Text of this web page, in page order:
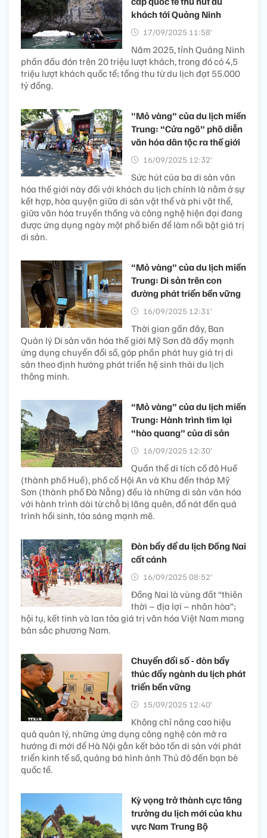
khách tới Quảng Ninh
17/09/2025 11:58’
Năm 2025, tỉnh Quảng Ninh
phấn đấu đón trên 20 triệu lượt khách, trong đó có 4,5
triệu lượt khách quốc tế; tổng thu từ du lịch đạt 55.000
tỷ đồng.
"Mỏ vàng” của du lịch miền
Trung: “Cửa ngõ” phô diễn
văn hóa dân tộc ra thế giới
16/09/2025 12:32’
Sức hút của ba di sản văn
hóa thế giới này đối với khách du lịch chính là nằm ở sự
kết hợp, hòa quyện giữa di sản vật thể và phi vật thể,
giữa văn hóa truyền thống và công nghệ hiện đại đang
được ứng dụng ngày một phổ biến để làm nổi bật giá trị
di sản.
“Mỏ vàng” của du lịch miền
Trung: Di sản trên con
đường phát triển bền vững
16/09/2025 12:31’
Thời gian gần đây, Ban
Quản lý Di sản văn hóa thế giới Mỹ Sơn đã đẩy mạnh
ứng dụng chuyển đổi số, góp phần phát huy giá trị di
sản theo định hướng phát triển hệ sinh thái du lịch
thông minh.
“Mỏ vàng” của du lịch miền
Trung: Hành trình tìm lại
“hào quang” của di sản
16/09/2025 12:30’
Quần thể di tích cố đô Huế
(thành phố Huế), phố cổ Hội An và Khu đền tháp Mỹ
Sơn (thành phố Đà Nẵng) đều là những di sản văn hóa
với hành trình dài từ chỗ bị lãng quên, đổ nát đến quá
trình hồi sinh, tỏa sáng mạnh mẽ.
Đòn bẩy để du lịch Đồng Nai
cất cánh
16/09/2025 08:52’
Đồng Nai là vùng đất “thiên
thời – địa lợi – nhân hòa”;
hội tụ, kết tinh và lan tỏa giá trị văn hóa Việt Nam mang
bản sắc phương Nam.
Chuyển đổi số - đòn bẩy
thúc đẩy ngành du lịch phát
triển bền vững
15/09/2025 12:40’
Không chỉ nâng cao hiệu
quả quản lý, những ứng dụng công nghệ còn mở ra
hướng đi mới để Hà Nội gắn kết bảo tồn di sản với phát
triển kinh tế số, quảng bá hình ảnh Thủ đô đến bạn bè
quốc tế.
Kỳ vọng trở thành cực tăng
trưởng du lịch mới của khu
vực Nam Trung Bộ